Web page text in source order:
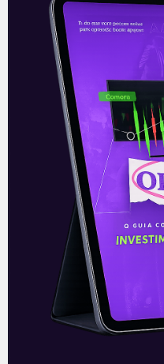
12/04/2021
Foco na
Enquanto os